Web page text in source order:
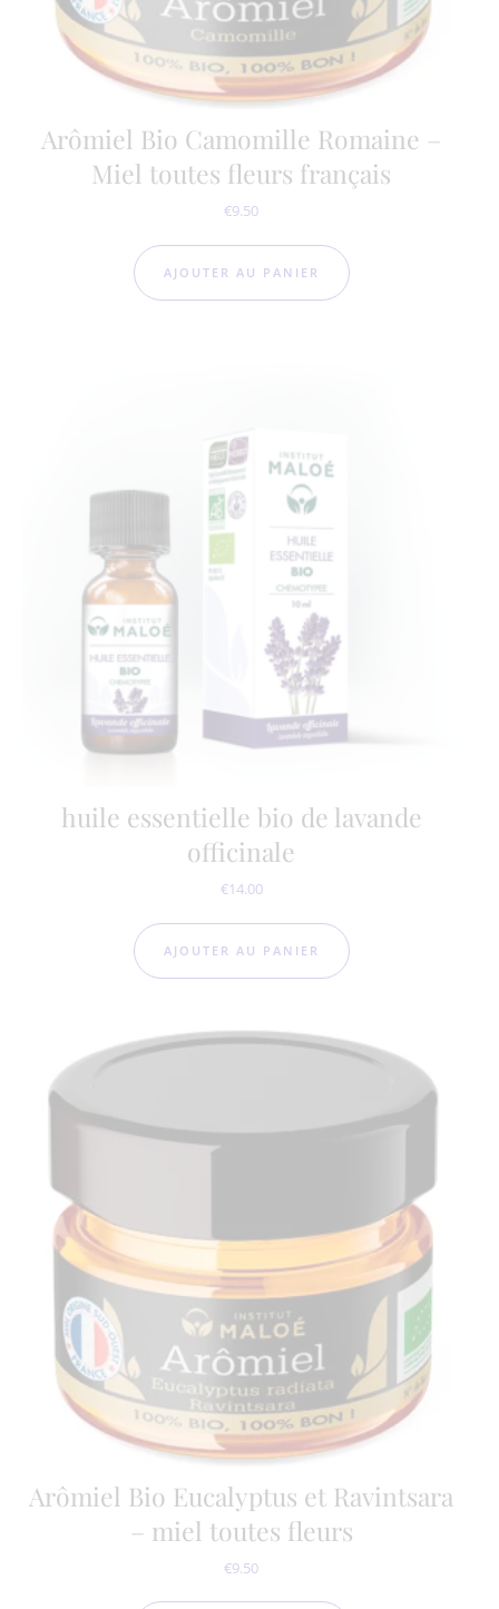
Arômiel Bio Camomille Romaine –
Miel toutes fleurs français
€9.50
AJOUTER AU PANIER
huile essentielle bio de lavande
officinale
€14.00
AJOUTER AU PANIER
Arômiel Bio Eucalyptus et Ravintsara
– miel toutes fleurs
€9.50